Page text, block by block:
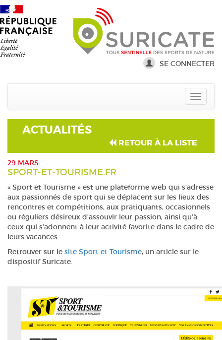
SE CONNECTER
ACTUALITÉS
RETOUR À LA LISTE
29 MARS
SPORT-ET-TOURISME.FR
« Sport et Tourisme » est une plateforme web qui s'adresse
aux passionnés de sport qui se déplacent sur les lieux des
rencontres et compétitions, aux pratiquants, occasionnels
ou réguliers désireux d’assouvir leur passion, ainsi qu’à
ceux qui s’adonnent à leur activité favorite dans le cadre de
leurs vacances.
Retrouver sur le site Sport et Tourisme, un article sur le
dispositif Suricate.